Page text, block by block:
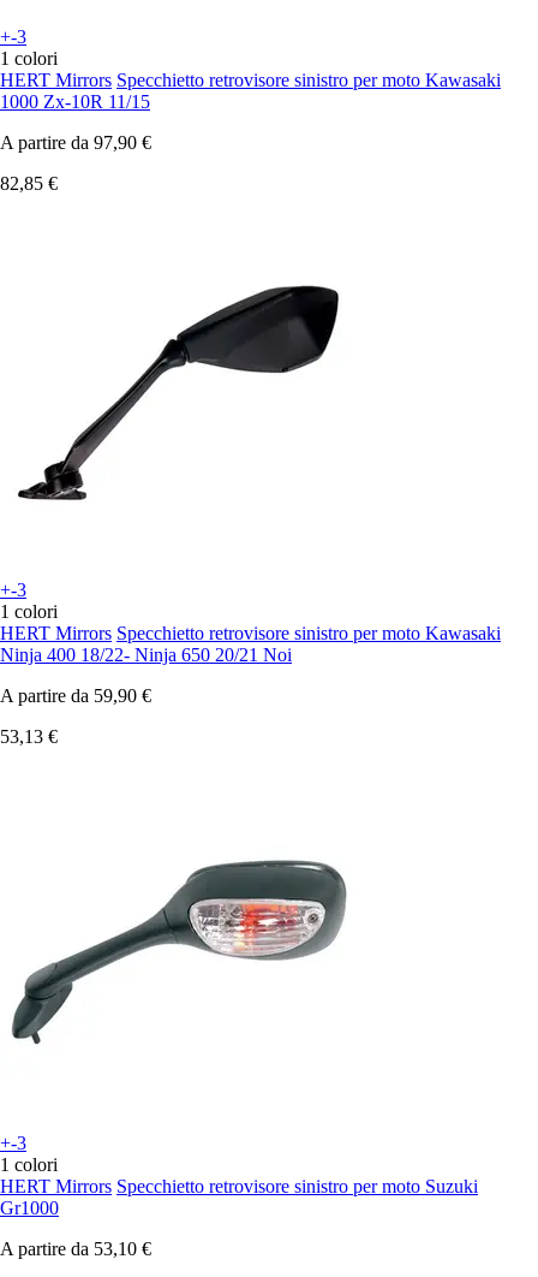
+-3
1 colori
HERT Mirrors Specchietto retrovisore sinistro per moto Kawasaki
1000 Zx-10R 11/15
A partire da 97,90 €
82,85 €
+-3
1 colori
HERT Mirrors Specchietto retrovisore sinistro per moto Kawasaki
Ninja 400 18/22- Ninja 650 20/21 Noi
A partire da 59,90 €
53,13 €
+-3
1 colori
HERT Mirrors Specchietto retrovisore sinistro per moto Suzuki
Gr1000
A partire da 53,10 €